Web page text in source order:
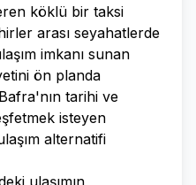
köklü bir taksi
arası seyahatlerde
imkanı sunan
ön planda
tarihi ve
isteyen
alternatifi
ulaşımın